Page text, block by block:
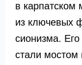
в карпатском
из ключевых
сионизма.
стали мостом